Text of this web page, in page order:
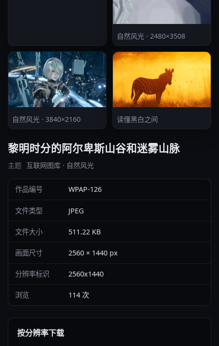
自然风光 · 2480×3508
自然风光 · 3840×2160 读懂黑白之间
黎明时分的阿尔卑斯山谷和迷雾山脉
主题 互联网图库 · 自然风光
作品编号 WPAP-126
文件类型 JPEG
文件大小 511.22 KB
画面尺寸 2560 × 1440 px
分辨率标识 2560x1440
浏览 114 次
按分辨率下载